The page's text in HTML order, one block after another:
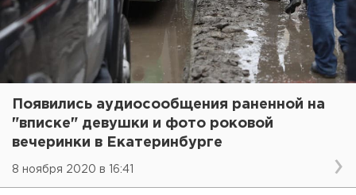
Появились аудиосообщения раненной на
"вписке" девушки и фото роковой
вечеринки в Екатеринбурге
8 ноября 2020 в 16:41